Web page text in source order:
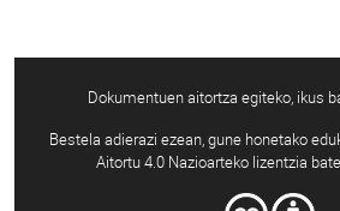
Dokumentuen aitortza egiteko, ikus
Bestela adierazi ezean, gune honetako
Aitortu 4.0 Nazioarteko lizentzia